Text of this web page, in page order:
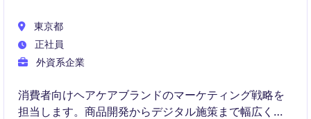
東京都
正社員
外資系企業
消費者向けヘアケアブランドのマーケティング戦略を
担当します。商品開発からデジタル施策まで幅広くリ